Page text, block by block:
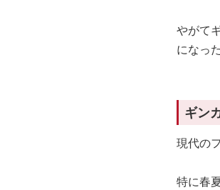
やがて
になっ
ギン
現代の
特に春